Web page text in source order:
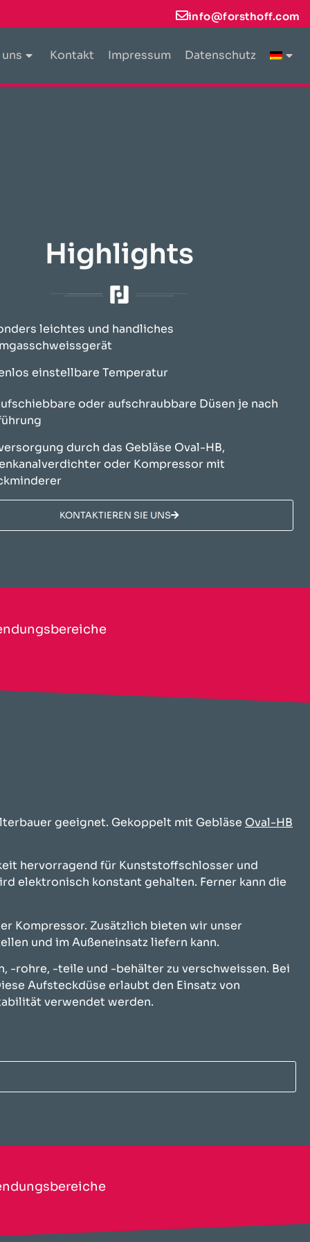
info@forsthoff.com
Kontakt Impressum Datenschutz
Highlights
leichtes und handliches
einstellbare Temperatur
oder aufschraubbare Düsen je nach
durch das Gebläse Oval-HB,
oder Kompressor mit
KONTAKTIEREN SIE UNS
geeignet. Gekoppelt mit Gebläse Oval-HB
hervorragend für Kunststoffschlosser und
elektronisch konstant gehalten. Ferner kann die
Kompressor. Zusätzlich bieten wir unser
und im Außeneinsatz liefern kann.
rohre, -teile und -behälter zu verschweissen. Bei
Aufsteckdüse erlaubt den Einsatz von
verwendet werden.